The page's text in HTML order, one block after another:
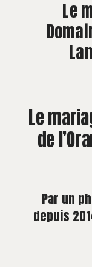
Le
Le
de
Par un
depuis